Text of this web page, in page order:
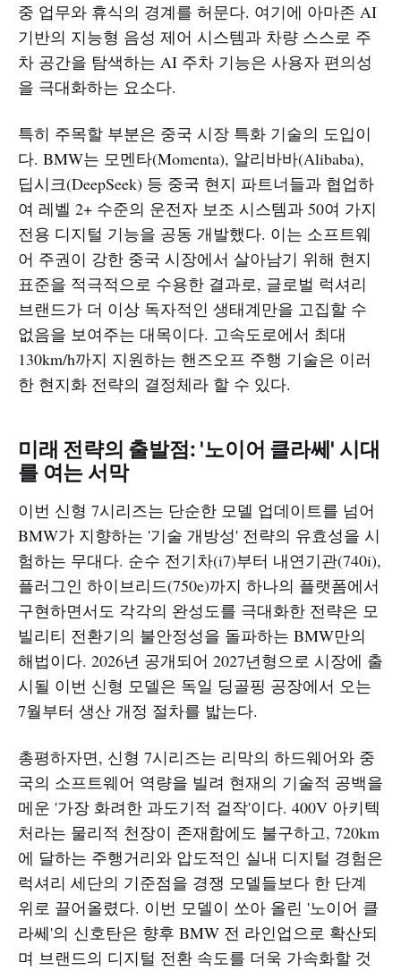
중 업무와 휴식의 경계를 허문다. 여기에 아마존 AI
기반의 지능형 음성 제어 시스템과 차량 스스로 주
차 공간을 탐색하는 AI 주차 기능은 사용자 편의성
을 극대화하는 요소다.
특히 주목할 부분은 중국 시장 특화 기술의 도입이
다. BMW는 모멘타(Momenta), 알리바바(Alibaba),
딥시크(DeepSeek) 등 중국 현지 파트너들과 협업하
여 레벨 2+ 수준의 운전자 보조 시스템과 50여 가지
전용 디지털 기능을 공동 개발했다. 이는 소프트웨
어 주권이 강한 중국 시장에서 살아남기 위해 현지
표준을 적극적으로 수용한 결과로, 글로벌 럭셔리
브랜드가 더 이상 독자적인 생태계만을 고집할 수
없음을 보여주는 대목이다. 고속도로에서 최대
130km/h까지 지원하는 핸즈오프 주행 기술은 이러
한 현지화 전략의 결정체라 할 수 있다.
미래 전략의 출발점: '노이어 클라쎄' 시대
를 여는 서막
이번 신형 7시리즈는 단순한 모델 업데이트를 넘어
BMW가 지향하는 '기술 개방성' 전략의 유효성을 시
험하는 무대다. 순수 전기차(i7)부터 내연기관(740i),
플러그인 하이브리드(750e)까지 하나의 플랫폼에서
구현하면서도 각각의 완성도를 극대화한 전략은 모
빌리티 전환기의 불안정성을 돌파하는 BMW만의
해법이다. 2026년 공개되어 2027년형으로 시장에 출
시될 이번 신형 모델은 독일 딩골핑 공장에서 오는
7월부터 생산 개정 절차를 밟는다.
총평하자면, 신형 7시리즈는 리막의 하드웨어와 중
국의 소프트웨어 역량을 빌려 현재의 기술적 공백을
메운 '가장 화려한 과도기적 걸작'이다. 400V 아키텍
처라는 물리적 천장이 존재함에도 불구하고, 720km
에 달하는 주행거리와 압도적인 실내 디지털 경험은
럭셔리 세단의 기준점을 경쟁 모델들보다 한 단계
위로 끌어올렸다. 이번 모델이 쏘아 올린 '노이어 클
라쎄'의 신호탄은 향후 BMW 전 라인업으로 확산되
며 브랜드의 디지털 전환 속도를 더욱 가속화할 것